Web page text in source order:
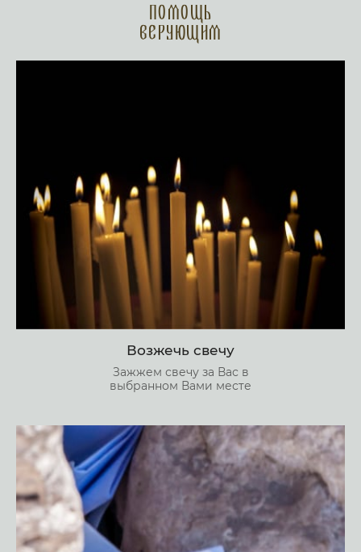
Помощь
верующим
Возжечь свечу
Зажжем свечу за Вас в
выбранном Вами месте